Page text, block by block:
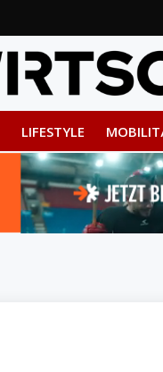
LIFESTYLE